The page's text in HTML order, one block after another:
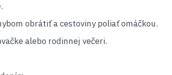
obrátiť a cestoviny poliať omáčkou.
alebo rodinnej večeri.